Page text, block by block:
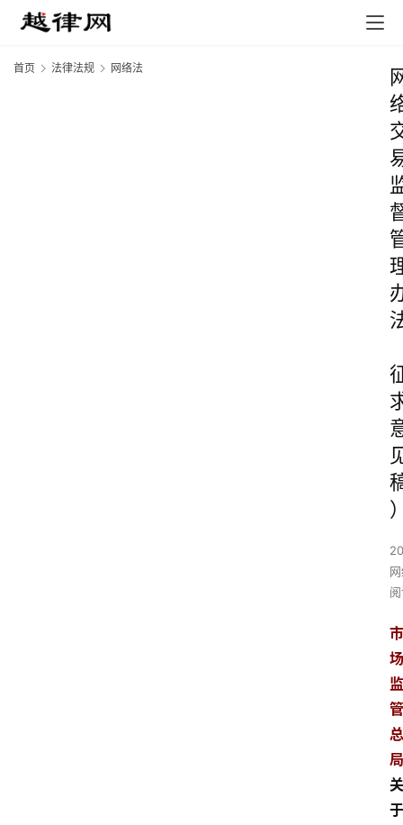
首页 法律法规 网络法
市
场
监
管
总
局
关
于